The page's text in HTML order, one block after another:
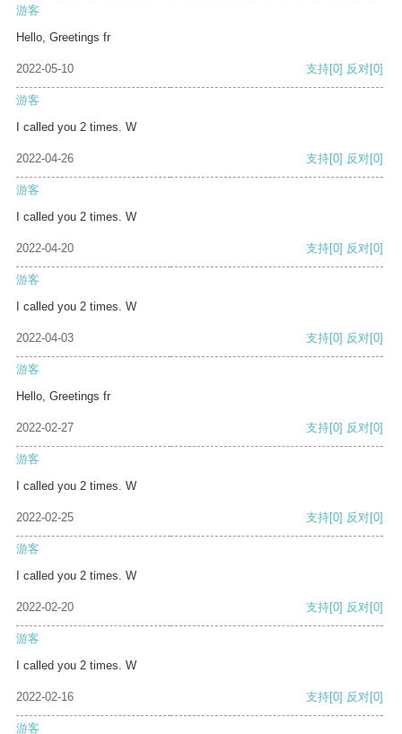
游客
Hello, Greetings fr
2022-05-10 支持[0] 反对[0]
游客
I called you 2 times. W
2022-04-26 支持[0] 反对[0]
游客
I called you 2 times. W
2022-04-20 支持[0] 反对[0]
游客
I called you 2 times. W
2022-04-03 支持[0] 反对[0]
游客
Hello, Greetings fr
2022-02-27 支持[0] 反对[0]
游客
I called you 2 times. W
2022-02-25 支持[0] 反对[0]
游客
I called you 2 times. W
2022-02-20 支持[0] 反对[0]
游客
I called you 2 times. W
2022-02-16 支持[0] 反对[0]
游客